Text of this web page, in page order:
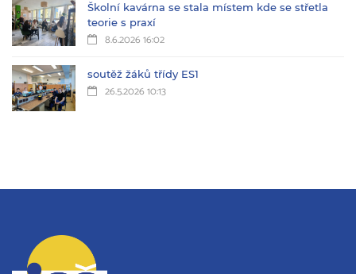
Školní kavárna se stala místem kde se střetla
teorie s praxí
8.6.2026 16:02
soutěž žáků třídy ES1
26.5.2026 10:13